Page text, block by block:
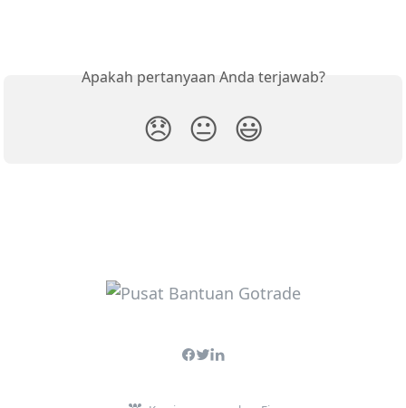
Apakah pertanyaan Anda terjawab?
😞 😐 😃